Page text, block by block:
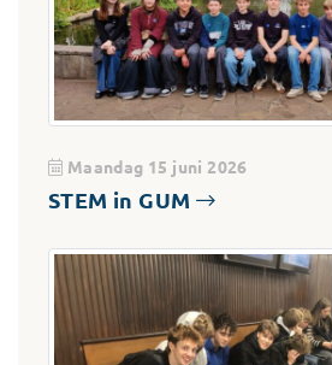
Maandag 15 juni 2026
STEM in GUM